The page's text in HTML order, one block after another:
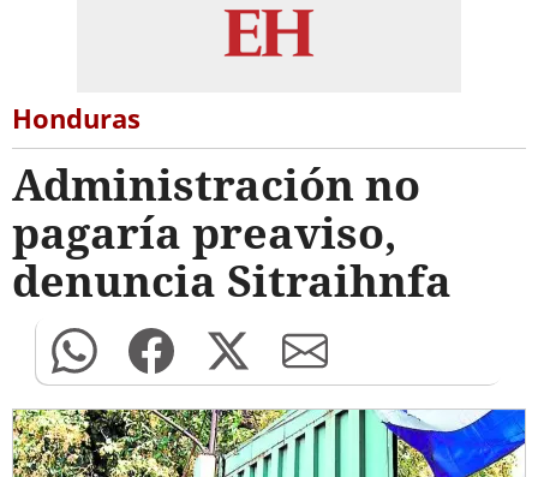
Honduras
Administración no
pagaría preaviso,
denuncia Sitraihnfa